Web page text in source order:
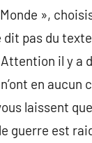
»,
dit pas du
il y a
en
laissent
guerre est